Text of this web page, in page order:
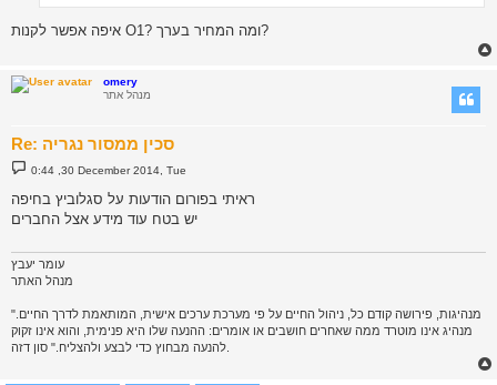
איפה אפשר לקנות O1? ומה המחיר בערך?
omery
מנהל אתר
Re: סכין ממסור נגריה
P
o
t
0:44 ,30 December 2014, Tue
ראיתי בפורום הודעות על סגלוביץ בחיפה
יש בטח עוד מידע אצל החברים
עומר יעבץ
מנהל האתר
"מנהיגות, פירושה קודם כל, ניהול החיים על פי מערכת ערכים אישית, המותאמת לדרך החיים.
מנהיג אינו מוטרד ממה שאחרים חושבים או אומרים: ההנעה שלו היא פנימית, והוא אינו זקוק